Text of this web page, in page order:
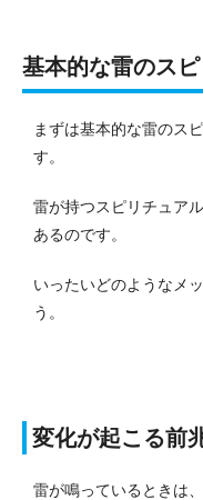
基本的な雷のス
まずは基本的な雷のス
す。
雷が持つスピリチュア
あるのです。
いったいどのようなメ
う。
変化が起こる前
雷が鳴っているときは